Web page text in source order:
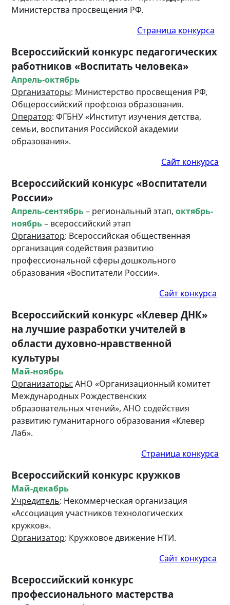
Министерства просвещения РФ.
Страница конкурса
Всероссийский конкурс педагогических
работников «Воспитать человека»
Апрель-октябрь
Организаторы: Министерство просвещения РФ,
Общероссийский профсоюз образования.
Оператор: ФГБНУ «Институт изучения детства,
семьи, воспитания Российской академии
образования».
Сайт конкурса
Всероссийский конкурс «Воспитатели
России»
Апрель-сентябрь– региональный этап, октябрь-
ноябрь– всероссийский этап
Организатор: Всероссийская общественная
организация содействия развитию
профессиональной сферы дошкольного
образования «Воспитатели России».
Сайт конкурса
Всероссийский конкурс «Клевер ДНК»
на лучшие разработки учителей в
области духовно-нравственной
культуры
Май-ноябрь
Организаторы: АНО «Организационный комитет
Международных Рождественских
образовательных чтений», АНО содействия
развитию гуманитарного образования «Клевер
Лаб».
Страница конкурса
Всероссийский конкурс кружков
Май-декабрь
Учредитель: Некоммерческая организация
«Ассоциация участников технологических
кружков».
Организатор: Кружковое движение НТИ.
Сайт конкурса
Всероссийский конкурс
профессионального мастерства